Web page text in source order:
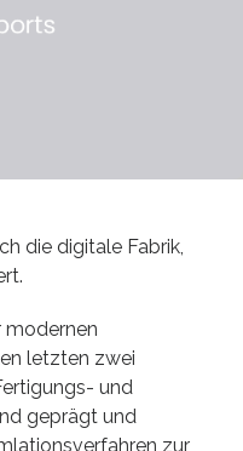
die digitale Fabrik,
modernen
letzten zwei
und
geprägt und
zur